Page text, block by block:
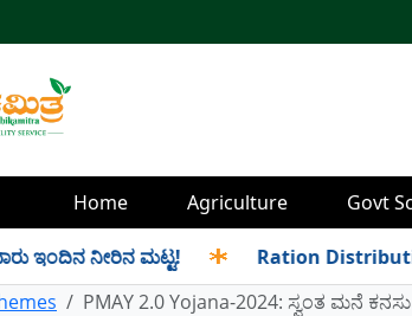
Home Agriculture Govt
ನೀರಿನ ಮಟ್ಟ! ✱ Ration Distribution-
PMAY 2.0 Yojana-2024: ಸ್ವಂತ ಮನೆ